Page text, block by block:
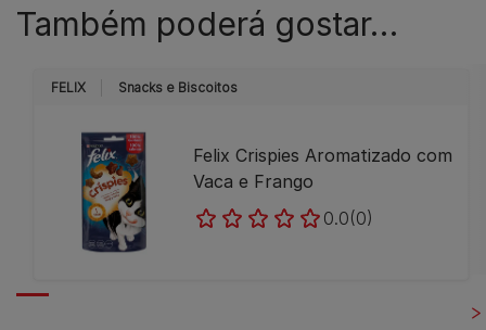
Também poderá gostar…
FELIX Snacks e Biscoitos
Felix Crispies Aromatizado com
Vaca e Frango
0.0(0)